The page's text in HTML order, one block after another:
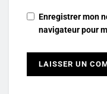
Enregistrer mon
navigateur pour